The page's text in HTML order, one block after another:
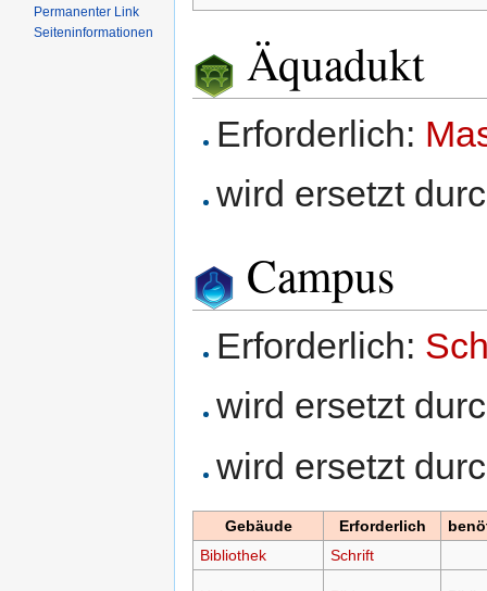
Äquadukt
Erforderlich:
wird ersetzt
Campus
Erforderlich:
wird ersetzt
wird ersetzt
Gebäude Erforderlich
Bibliothek
Schrift
Permanenter Link
Seiten­informationen